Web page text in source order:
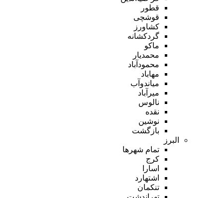
قطور
قوشچی
کشاورز
گردکشانه
ماکو
محمدیار
محمودآباد
مهاباد
میاندوآب
میرآباد
نالوس
نقده
نوشین
بازگشت
البرز
تمام شهر‌ها
کرج
اسارا
اشتهارد
تنکمان